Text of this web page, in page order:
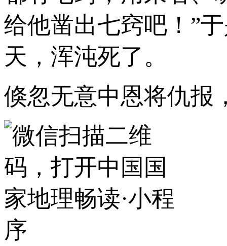
给他凿出七窍吧！”
天，浑沌死了。
倏忽无意中恩将仇报